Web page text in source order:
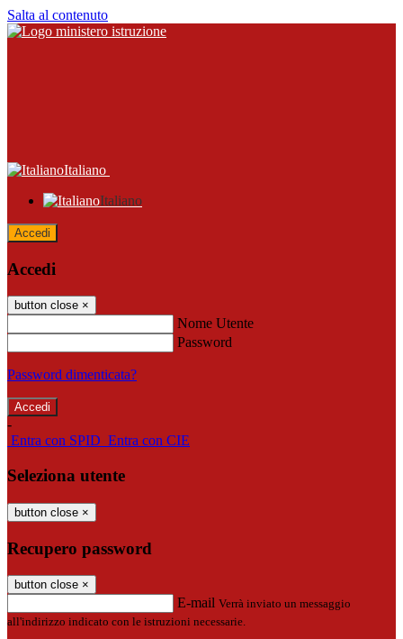
Salta al contenuto
Italiano
Italiano
Accedi
Accedi
button close ×
Nome Utente
Password
Password dimenticata?
-
Entra con SPID Entra con CIE
Seleziona utente
button close ×
Recupero password
button close ×
E-mail Verrà inviato un messaggio
all'indirizzo indicato con le istruzioni necessarie.